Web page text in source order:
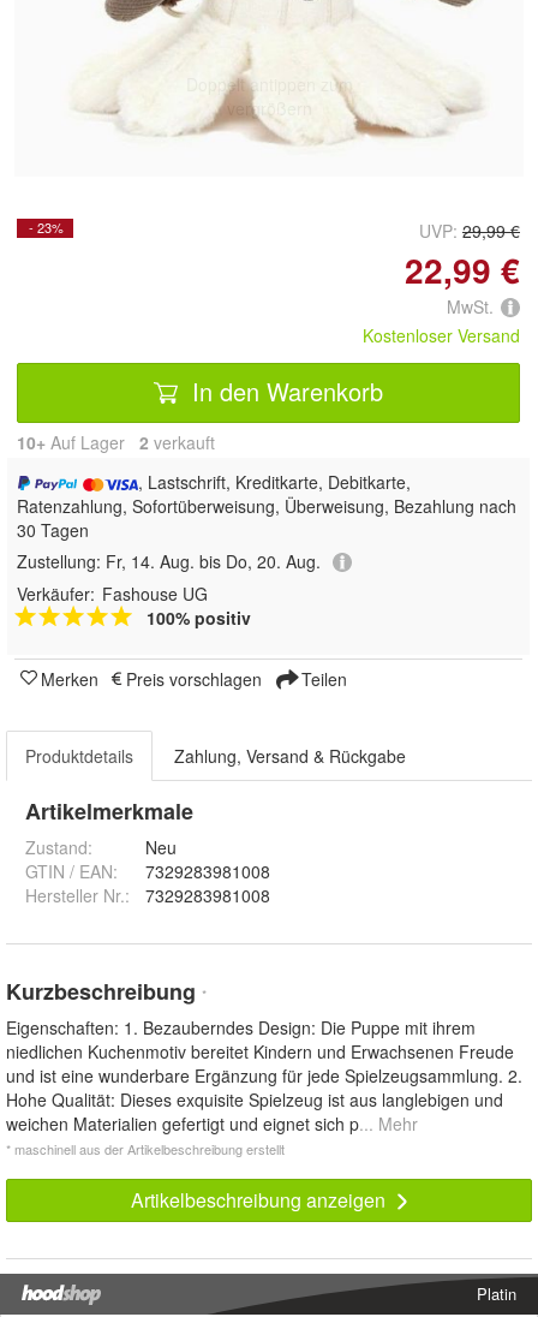
Doppelt antippen zum
vergrößern
- 23% UVP: 29,99 €
22,99 €
MwSt.
Kostenloser Versand
In den Warenkorb
10+ Auf Lager 2 verkauft
, Lastschrift, Kreditkarte, Debitkarte,
Ratenzahlung, Sofortüberweisung, Überweisung, Bezahlung nach
30 Tagen
Zustellung: Fr, 14. Aug. bis Do, 20. Aug.
Verkäufer: Fashouse UG
100% positiv
Merken Preis vorschlagen Teilen
Produktdetails Zahlung, Versand & Rückgabe
Artikelmerkmale
Zustand:
Neu
GTIN / EAN:
7329283981008
Hersteller Nr.:
7329283981008
Kurzbeschreibung *
Eigenschaften: 1. Bezauberndes Design: Die Puppe mit ihrem
niedlichen Kuchenmotiv bereitet Kindern und Erwachsenen Freude
und ist eine wunderbare Ergänzung für jede Spielzeugsammlung. 2.
Hohe Qualität: Dieses exquisite Spielzeug ist aus langlebigen und
weichen Materialien gefertigt und eignet sich p... Mehr
* maschinell aus der Artikelbeschreibung erstellt
Artikelbeschreibung anzeigen
Platin